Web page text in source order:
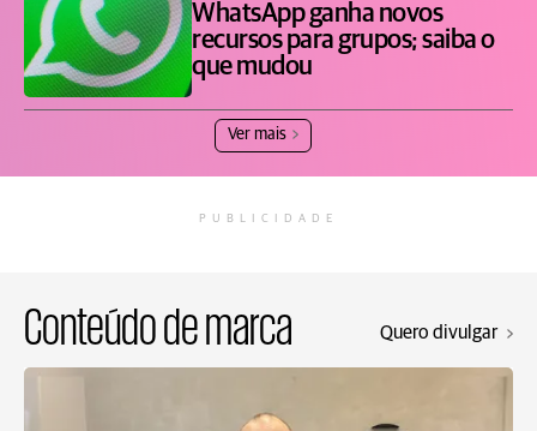
WhatsApp ganha novos
recursos para grupos; saiba o
que mudou
Ver mais
PUBLICIDADE
Conteúdo de marca Quero divulgar